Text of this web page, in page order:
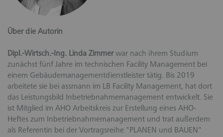
Über die Autorin
Dipl.-Wirtsch.-Ing. Linda Zimmerwar nach ihrem Studium
zunächst fünf Jahre im technischen Facility Management bei
einem Gebäudemanagementdienstleister tätig. Bis 2019
arbeitete sie bei assmann im LB Facility Management, hat dort
das Leistungsbild Inbetriebnahmemanagement entwickelt. Sie
ist Mitglied im AHO Arbeitskreis zur Erstellung eines AHO-
Heftes zum Inbetriebnahmemanagement und trat außerdem
als Referentin bei der Vortragsreihe "PLANEN und BAUEN"